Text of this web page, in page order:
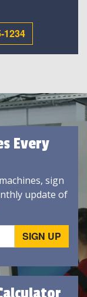
1234
Every
sign
update of